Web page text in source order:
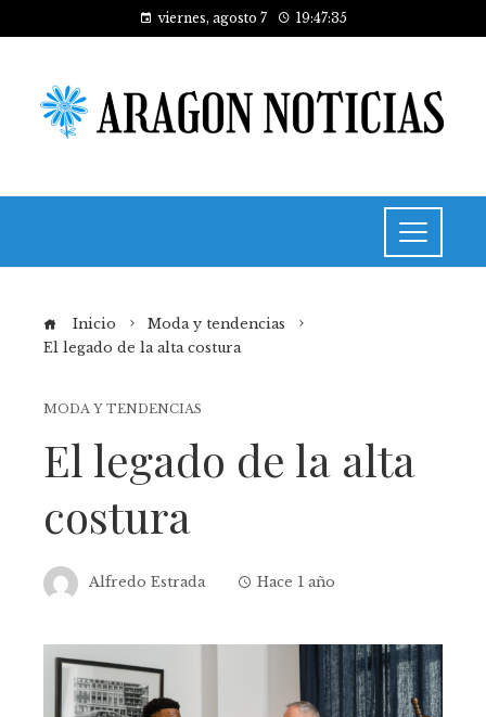
viernes, agosto 7 19:47:36
Inicio
Moda y tendencias
El legado de la alta costura
MODA Y TENDENCIAS
El legado de la alta
costura
Alfredo Estrada Hace 1 año